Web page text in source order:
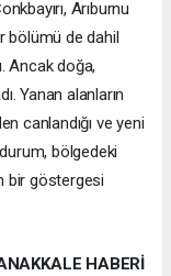
Arıburnu
bölümü de dahil
Ancak doğa,
Yanan alanların
canlandığı ve yeni
bölgedeki
bir göstergesi
HABERİ